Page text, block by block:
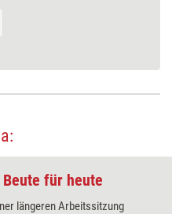
für heute
längeren Arbeitssitzung